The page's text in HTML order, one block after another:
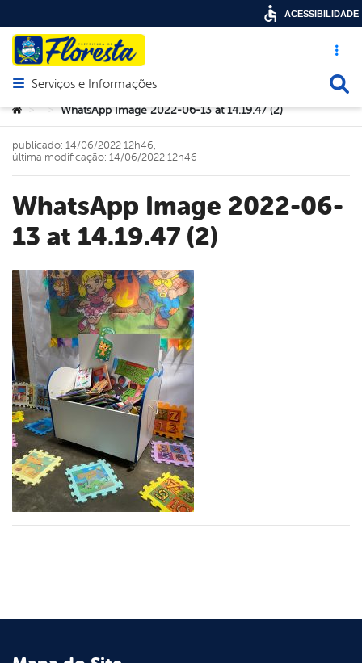
Acesso
Abrir menu principal de navegação
Serviços e Informações
Você está aqui:
> > WhatsApp Image 2022-06-13 at 14.19.47 (2)
WhatsApp Image 2022-06-
13 at 14.19.47 (2)
publicado: 14/06/2022 12h46,
última modificação: 14/06/2022 12h46
ACESSIBILIDADE